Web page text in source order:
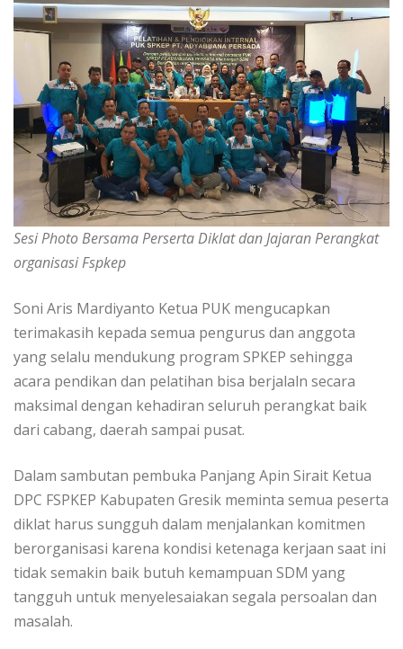
Sesi Photo Bersama Perserta Diklat dan Jajaran Perangkat
organisasi Fspkep
Soni Aris Mardiyanto Ketua PUK mengucapkan
terimakasih kepada semua pengurus dan anggota
yang selalu mendukung program SPKEP sehingga
acara pendikan dan pelatihan bisa berjalaln secara
maksimal dengan kehadiran seluruh perangkat baik
dari cabang, daerah sampai pusat.
Dalam sambutan pembuka Panjang Apin Sirait Ketua
DPC FSPKEP Kabupaten Gresik meminta semua peserta
diklat harus sungguh dalam menjalankan komitmen
berorganisasi karena kondisi ketenaga kerjaan saat ini
tidak semakin baik butuh kemampuan SDM yang
tangguh untuk menyelesaiakan segala persoalan dan
masalah.